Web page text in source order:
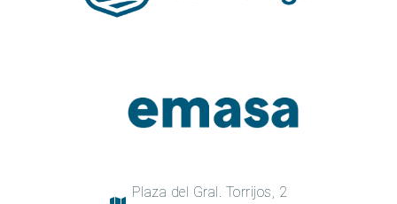
Plaza del Gral. Torrijos, 2